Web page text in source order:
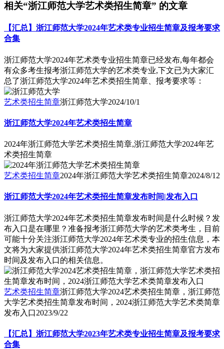
相关“浙江师范大学艺术类招生简章” 的文章
【汇总】浙江师范大学2024年艺术类专业招生简章及报考要求
合集
浙江师范大学2024年艺术类专业招生简章已经发布,每年都会
有众多考生报考浙江师范大学的艺术类专业,下文已为大家汇
总了浙江师范大学2024年艺术类招生简章、报考要求等：
艺术类招生简章浙江师范大学2024/10/1
浙江师范大学2024年艺术类招生简章
2024年浙江师范大学艺术类招生简章,浙江师范大学2024年艺
术类招生简章
艺术类招生简章2024年浙江师范大学艺术类招生简章2024/8/12
浙江师范大学2024年艺术类招生简章发布时间|发布入口
浙江师范大学2024年艺术类招生简章发布时间是什么时候？发
布入口是在哪里？准备报考浙江师范大学的艺术类考生，目前
可能十分关注浙江师范大学2024年艺术类专业的招生信息，本
文将为大家提供浙江师范大学2024年艺术类招生简章官方发布
时间及发布入口的相关信息。
艺术类招生简章浙江师范大学2024艺术类招生简章，浙江师范
大学艺术类招生简章发布时间，2024浙江师范大学艺术类简章
发布入口2023/9/22
【汇总】浙江师范大学2023年艺术类专业招生简章及报考要求
合集